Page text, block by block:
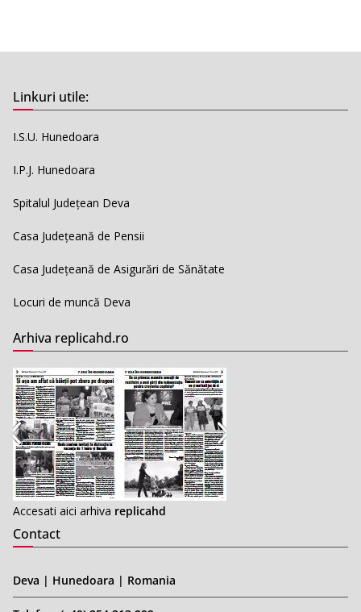
Linkuri utile:
I.S.U. Hunedoara
I.P.J. Hunedoara
Spitalul Județean Deva
Casa Județeană de Pensii
Casa Județeană de Asigurări de Sănătate
Locuri de muncă Deva
Arhiva replicahd.ro
Accesati aici arhiva replicahd
Contact
Deva | Hunedoara | Romania